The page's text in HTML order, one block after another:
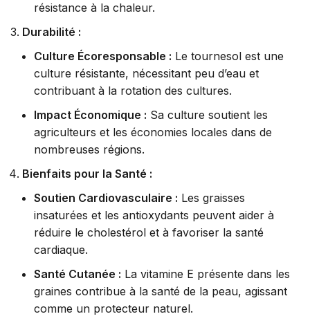
résistance à la chaleur.
Durabilité :
Culture Écoresponsable : Le tournesol est une
culture résistante, nécessitant peu d’eau et
contribuant à la rotation des cultures.
Impact Économique : Sa culture soutient les
agriculteurs et les économies locales dans de
nombreuses régions.
Bienfaits pour la Santé :
Soutien Cardiovasculaire : Les graisses
insaturées et les antioxydants peuvent aider à
réduire le cholestérol et à favoriser la santé
cardiaque.
Santé Cutanée : La vitamine E présente dans les
graines contribue à la santé de la peau, agissant
comme un protecteur naturel.